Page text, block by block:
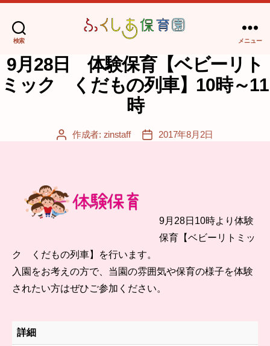
検索
Blog
Title
Set
メニュー
9月28日 体験保育【ベビーリト
ミック くだもの列車】10時～11
時
投 作成者: zinstaff
投
2017年8月2日
9月28日10時より体験
保育【ベビーリトミッ
ク くだもの列車】を行います。
入園をお考えの方で、当園の雰囲気や保育の様子を体験
されたい方はぜひご参加ください。
詳細